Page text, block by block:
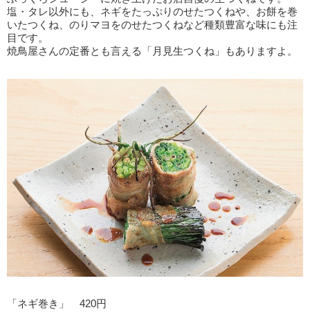
塩・タレ以外にも、ネギをたっぷりのせたつくねや、お餅を巻
いたつくね、のりマヨをのせたつくねなど種類豊富な味にも注
目です。
焼鳥屋さんの定番とも言える「月見生つくね」もありますよ。
「ネギ巻き」 420円